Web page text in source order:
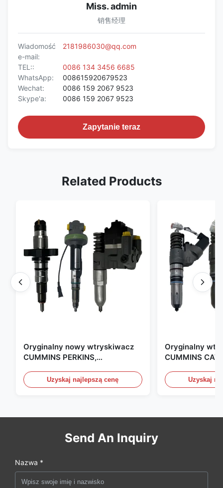
Miss. admin
销售经理
Wiadomość
e-mail:
2181986030@qq.com
TEL::
0086 134 3456 6685
WhatsApp:
008615920679523
Wechat:
0086 159 2067 9523
Skype'a:
0086 159 2067 9523
Zapytanie teraz
Related Products
Oryginalny nowy wtryskiwacz
CUMMINS PERKINS,
CAT, CUMMINS, Pkerins Dealer,
wszystko jest oryginalnie nowe
Uzyskaj najlepszą cenę
Oryginalny
CUMMINS CAT
Zjednoczonych.
Uzyskaj
Send An Inquiry
Nazwa *